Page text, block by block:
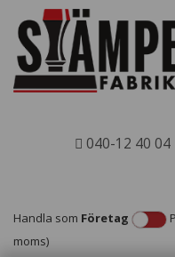
040-12 40 04
Handla som Företag
moms)